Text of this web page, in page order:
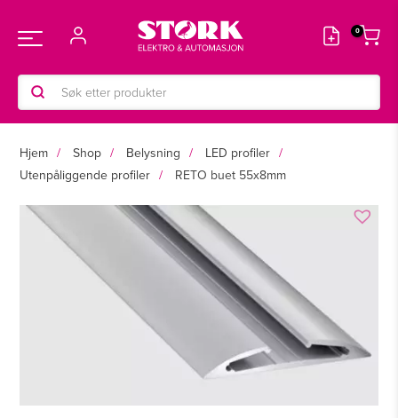
rett
innholdet
Main
Menu
Products
search
Hjem Shop Belysning
LED profiler
Utenpåliggende profiler
RETO buet 55x8mm